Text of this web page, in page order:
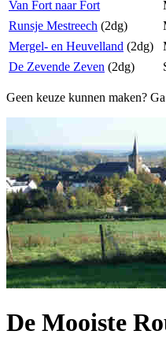
Van Fort naar Fort
Runsje Mestreech (2dg)
Mergel- en Heuvelland (2dg)
De Zevende Zeven (2dg)
Geen keuze kunnen maken?
De Mooiste